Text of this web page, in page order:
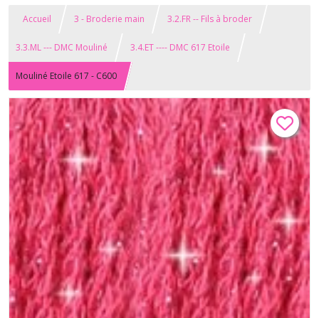
Accueil 3 - Broderie main 3.2.FR -- Fils à broder
3.3.ML --- DMC Mouliné 3.4.ET ---- DMC 617 Etoile
Mouliné Etoile 617 - C600